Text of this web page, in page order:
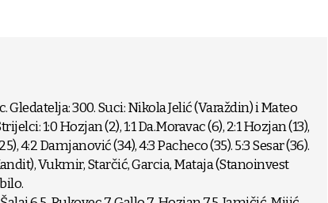
Gledatelja: 300. Suci: Nikola Jelić (Varaždin) i Mateo
1:0 Hozjan (2), 1:1 Da.Moravac (6), 2:1 Hozjan (13),
4:2 Damjanović (34), 4:3 Pacheco (35). 5:3 Sesar (36).
Vukmir, Starčić, Garcia, Mataja (Stanoinvest